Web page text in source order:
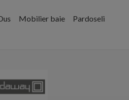
Mobilier baie Pardoseli